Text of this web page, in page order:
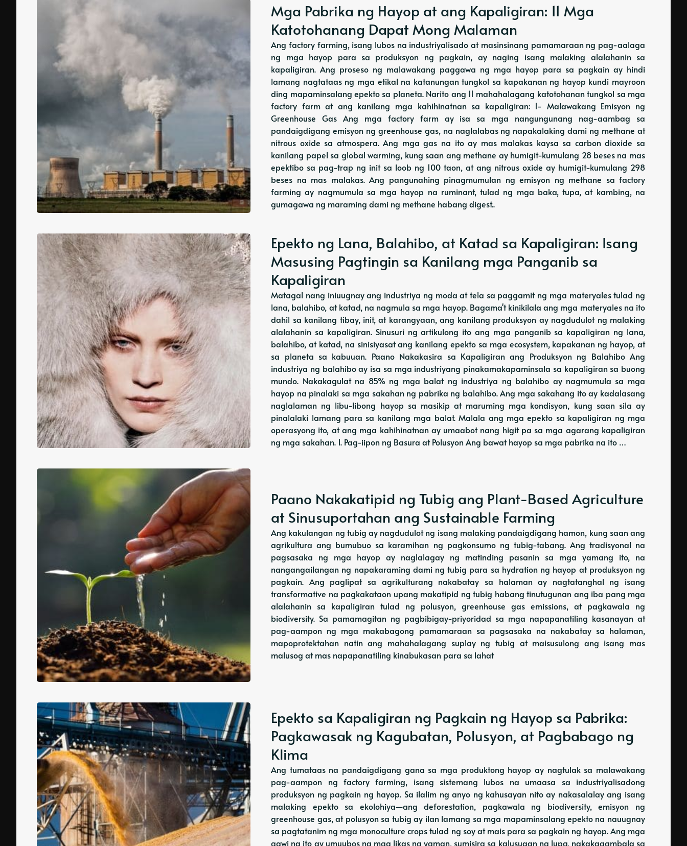
Mga Pabrika ng Hayop at ang Kapaligiran: 11 Mga
Katotohanang Dapat Mong Malaman
Ang factory farming, isang lubos na industriyalisado at masinsinang pamamaraan ng pag-aalaga
ng mga hayop para sa produksyon ng pagkain, ay naging isang malaking alalahanin sa
kapaligiran. Ang proseso ng malawakang paggawa ng mga hayop para sa pagkain ay hindi
lamang nagtataas ng mga etikal na katanungan tungkol sa kapakanan ng hayop kundi mayroon
ding mapaminsalang epekto sa planeta. Narito ang 11 mahahalagang katotohanan tungkol sa mga
factory farm at ang kanilang mga kahihinatnan sa kapaligiran: 1- Malawakang Emisyon ng
Greenhouse Gas Ang mga factory farm ay isa sa mga nangungunang nag-aambag sa
pandaigdigang emisyon ng greenhouse gas, na naglalabas ng napakalaking dami ng methane at
nitrous oxide sa atmospera. Ang mga gas na ito ay mas malakas kaysa sa carbon dioxide sa
kanilang papel sa global warming, kung saan ang methane ay humigit-kumulang 28 beses na mas
epektibo sa pag-trap ng init sa loob ng 100 taon, at ang nitrous oxide ay humigit-kumulang 298
beses na mas malakas. Ang pangunahing pinagmumulan ng emisyon ng methane sa factory
farming ay nagmumula sa mga hayop na ruminant, tulad ng mga baka, tupa, at kambing, na
gumagawa ng maraming dami ng methane habang digest..
Epekto ng Lana, Balahibo, at Katad sa Kapaligiran: Isang
Masusing Pagtingin sa Kanilang mga Panganib sa
Kapaligiran
Matagal nang iniuugnay ang industriya ng moda at tela sa paggamit ng mga materyales tulad ng
lana, balahibo, at katad, na nagmula sa mga hayop. Bagama't kinikilala ang mga materyales na ito
dahil sa kanilang tibay, init, at karangyaan, ang kanilang produksyon ay nagdudulot ng malaking
alalahanin sa kapaligiran. Sinusuri ng artikulong ito ang mga panganib sa kapaligiran ng lana,
balahibo, at katad, na sinisiyasat ang kanilang epekto sa mga ecosystem, kapakanan ng hayop, at
sa planeta sa kabuuan. Paano Nakakasira sa Kapaligiran ang Produksyon ng Balahibo Ang
industriya ng balahibo ay isa sa mga industriyang pinakamakapaminsala sa kapaligiran sa buong
mundo. Nakakagulat na 85% ng mga balat ng industriya ng balahibo ay nagmumula sa mga
hayop na pinalaki sa mga sakahan ng pabrika ng balahibo. Ang mga sakahang ito ay kadalasang
naglalaman ng libu-libong hayop sa masikip at maruming mga kondisyon, kung saan sila ay
pinalalaki lamang para sa kanilang mga balat. Malala ang mga epekto sa kapaligiran ng mga
operasyong ito, at ang mga kahihinatnan ay umaabot nang higit pa sa mga agarang kapaligiran
ng mga sakahan. 1. Pag-iipon ng Basura at Polusyon Ang bawat hayop sa mga pabrika na ito …
Paano Nakakatipid ng Tubig ang Plant-Based Agriculture
at Sinusuportahan ang Sustainable Farming
Ang kakulangan ng tubig ay nagdudulot ng isang malaking pandaigdigang hamon, kung saan ang
agrikultura ang bumubuo sa karamihan ng pagkonsumo ng tubig-tabang. Ang tradisyonal na
pagsasaka ng mga hayop ay naglalagay ng matinding pasanin sa mga yamang ito, na
nangangailangan ng napakaraming dami ng tubig para sa hydration ng hayop at produksyon ng
pagkain. Ang paglipat sa agrikulturang nakabatay sa halaman ay nagtatanghal ng isang
transformative na pagkakataon upang makatipid ng tubig habang tinutugunan ang iba pang mga
alalahanin sa kapaligiran tulad ng polusyon, greenhouse gas emissions, at pagkawala ng
biodiversity. Sa pamamagitan ng pagbibigay-priyoridad sa mga napapanatiling kasanayan at
pag-aampon ng mga makabagong pamamaraan sa pagsasaka na nakabatay sa halaman,
mapoprotektahan natin ang mahahalagang suplay ng tubig at maisusulong ang isang mas
malusog at mas napapanatiling kinabukasan para sa lahat
Epekto sa Kapaligiran ng Pagkain ng Hayop sa Pabrika:
Pagkawasak ng Kagubatan, Polusyon, at Pagbabago ng
Klima
Ang tumataas na pandaigdigang gana sa mga produktong hayop ay nagtulak sa malawakang
pag-aampon ng factory farming, isang sistemang lubos na umaasa sa industriyalisadong
produksyon ng pagkain ng hayop. Sa ilalim ng anyo ng kahusayan nito ay nakasalalay ang isang
malaking epekto sa ekolohiya—ang deforestation, pagkawala ng biodiversity, emisyon ng
greenhouse gas, at polusyon sa tubig ay ilan lamang sa mga mapaminsalang epekto na nauugnay
sa pagtatanim ng mga monoculture crops tulad ng soy at mais para sa pagkain ng hayop. Ang mga
gawi na ito ay umuubos ng mga likas na yaman, sumisira sa kalusugan ng lupa, nakakagambala sa